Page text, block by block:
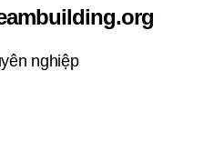
nghiệp